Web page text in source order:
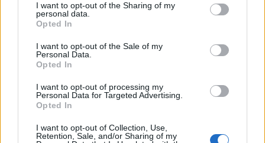
I want to opt-out of the Sharing of my
personal data.
Opted In
I want to opt-out of the Sale of my
Personal Data.
Opted In
I want to opt-out of processing my
Personal Data for Targeted Advertising.
Opted In
I want to opt-out of Collection, Use,
Retention, Sale, and/or Sharing of my
nicolaporro.it